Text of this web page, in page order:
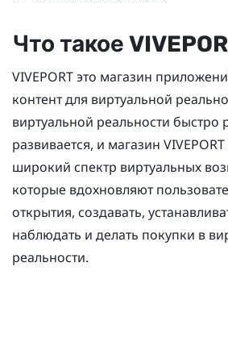
Что такое
VIVEPORTэто магазин
контент для виртуальной
виртуальной реальности быстро
развивается, и магазин VIVEPORT
широкий спектр виртуальных
которые вдохновляют
открытия, создавать,
наблюдать и делать покупки в
реальности.